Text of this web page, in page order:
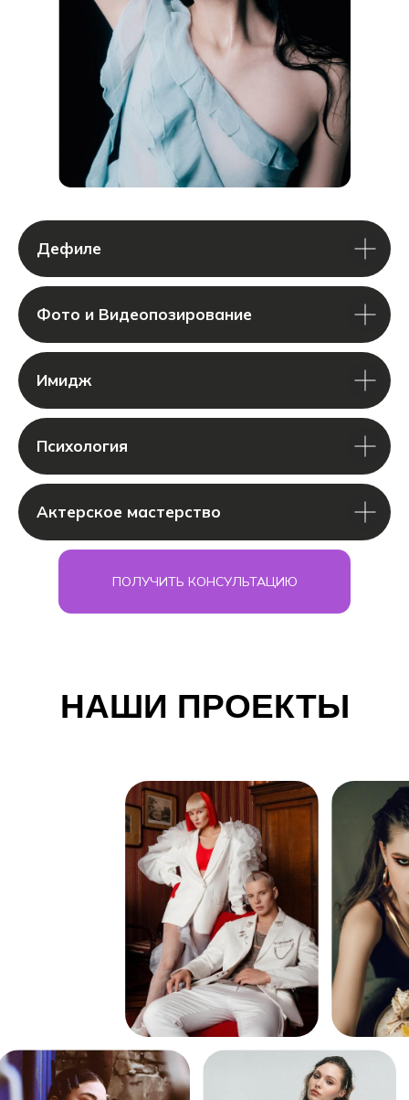
Дефиле
Фото и Видеопозирование
Имидж
Психология
Актерское мастерство
ПОЛУЧИТЬ КОНСУЛЬТАЦИЮ
НАШИ ПРОЕКТЫ